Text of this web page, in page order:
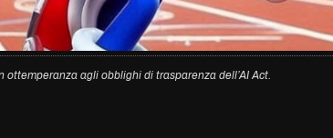
agli obblighi di trasparenza dell’AI Act.